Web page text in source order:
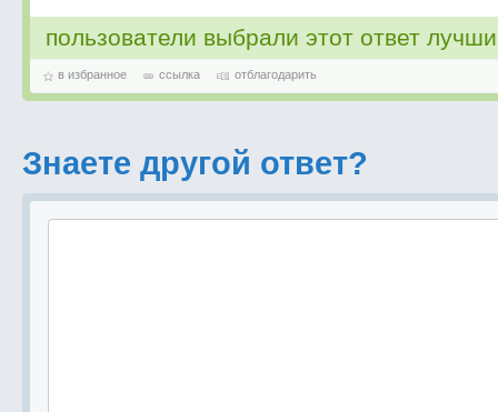
пользователи выбрали этот ответ
в избранное ссылка отблагодарить
Знаете другой ответ?